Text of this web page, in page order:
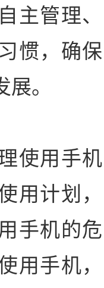
主管理
惯，确
。
用手机
用计划
手机的
用手机